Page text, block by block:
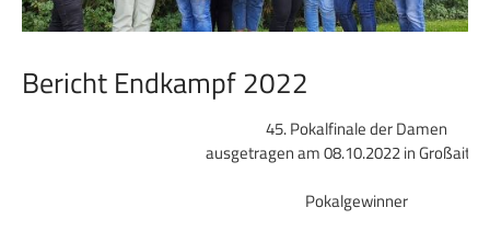
Bericht Endkampf 2022
45. Pokalfinale der Damen
ausgetragen am 08.10.2022 in
Pokalgewinner